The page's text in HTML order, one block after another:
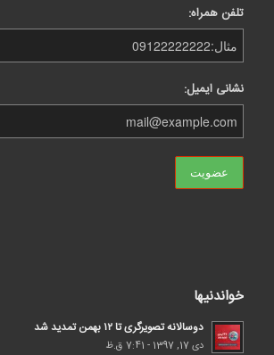
تلفن همراه:
نشانی ایمیل:
خواندنیها
دوسالانه تصویرگری تا ۱۲ بهمن تمدید شد
دی 17, 1397 - 7:41 ق.ظ